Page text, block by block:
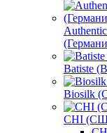
Batiste
Biosilk
CHI